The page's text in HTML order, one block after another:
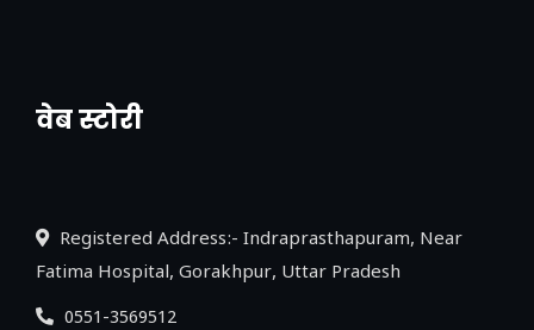
वेब स्टोरी
नया एक्सप्रेसवे: पूर्वांचल का लक, डेवलपमेंट का
Registered Address:- Indraprasthapuram, Near
Fatima Hospital, Gorakhpur, Uttar Pradesh
0551-3569512